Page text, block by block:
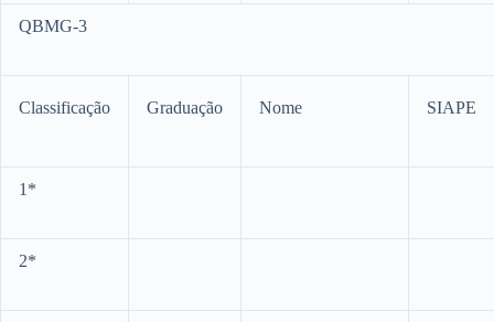
QBMG-3
Classificação Graduação Nome SIAPE
1*
2*